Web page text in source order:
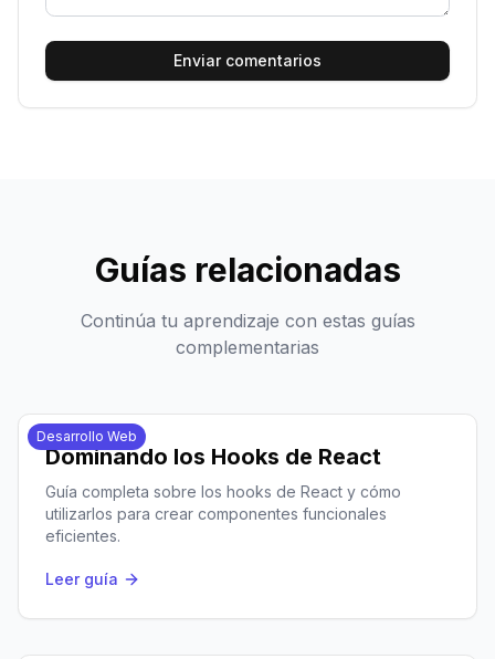
Enviar comentarios
Guías relacionadas
Continúa tu aprendizaje con estas guías
complementarias
Desarrollo Web
Dominando los Hooks de React
Guía completa sobre los hooks de React y cómo
utilizarlos para crear componentes funcionales
eficientes.
Leer guía